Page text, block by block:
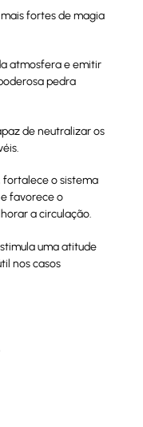
fortes de magia
atmosfera e emitir
pedra
de neutralizar os
fortalece o sistema
favorece o
a circulação.
uma atitude
nos casos